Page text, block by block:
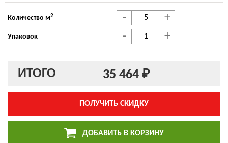
Количество м2 - +
Упаковок - +
ИТОГО 35 464 ₽
ПОЛУЧИТЬ СКИДКУ
ДОБАВИТЬ В КОРЗИНУ